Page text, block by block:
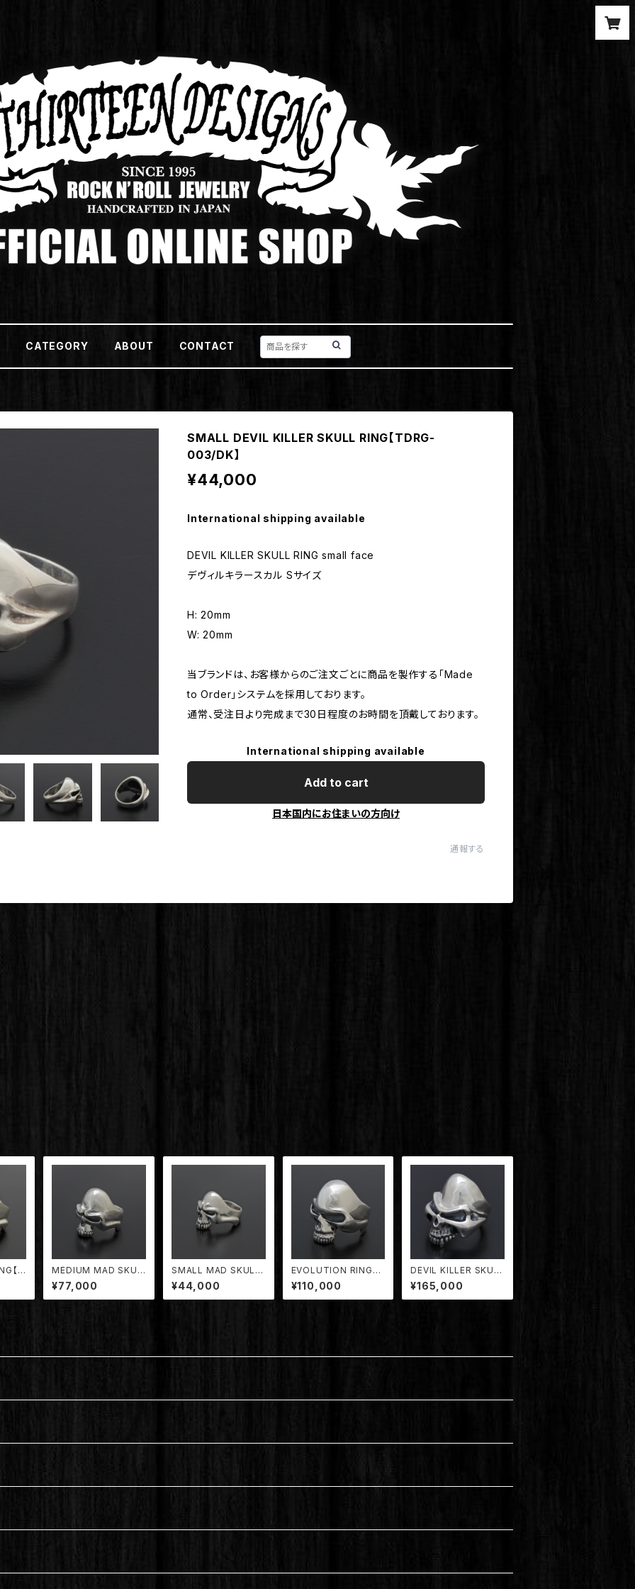
CATEGORY ABOUT CONTACT
SMALL DEVIL KILLER SKULL RING【TDRG-
003/DK】
¥44,000
International shipping available
DEVIL KILLER SKULL RING small face
デヴィルキラースカル Sサイズ
H: 20mm
W: 20mm
当ブランドは、お客様からのご注文ごとに商品を製作する「Made
to Order」システムを採用しております。
通常、受注日より完成まで30日程度のお時間を頂戴しております。
International shipping available
Add to cart
日本国内にお住まいの方向け
通報する
【T
MEDIUM MAD SKUL
L RING【TDRG-002/
MD】
¥77,000
SMALL MAD SKULL
RING【TDRG-003/M
D】
¥44,000
EVOLUTION RING【T
DRG-001/EVO】
¥110,000
DEVIL KILLER SKUL
L RING "ROCK STA
R" SIZE (XL)【TDRG-
004/DK】
¥165,000